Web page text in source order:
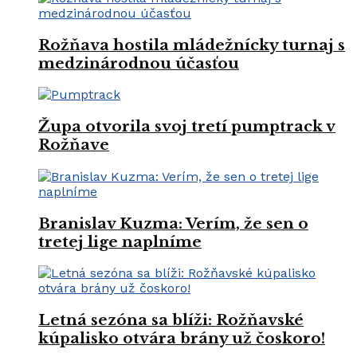
Rožňava hostila mládežnícky turnaj s
medzinárodnou účasťou
Župa otvorila svoj tretí pumptrack v
Rožňave
Branislav Kuzma: Verím, že sen o
tretej lige naplníme
Letná sezóna sa blíži: Rožňavské
kúpalisko otvára brány už čoskoro!